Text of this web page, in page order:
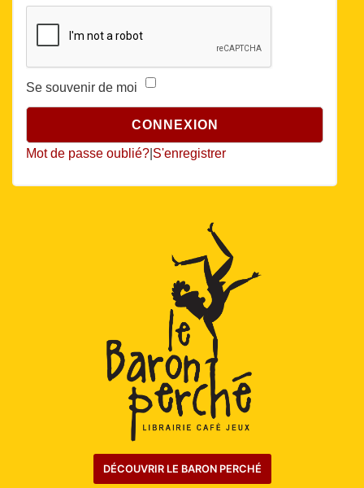
Se souvenir de moi
Mot de passe oublié? S'enregistrer
DÉCOUVRIR LE BARON PERCHÉ